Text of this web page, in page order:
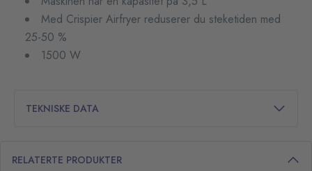
Med Crispier Airfryer reduserer du steketiden med
25-50 %
1500 W
TEKNISKE DATA
RELATERTE PRODUKTER